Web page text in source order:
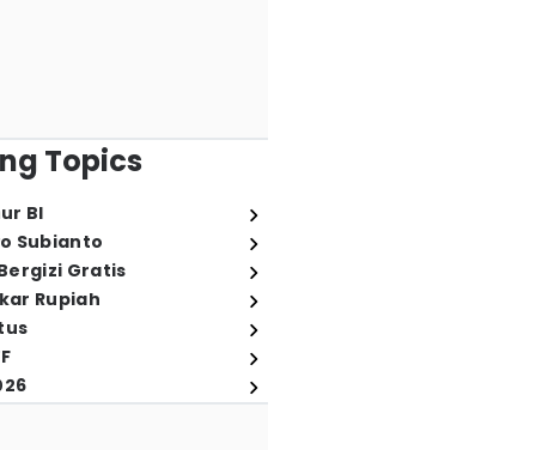
Topics
BI
Subianto
Gratis
Rupiah